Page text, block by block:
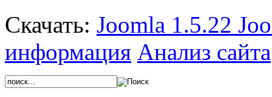
Скачать: Joomla 1.5.22
информация Анализ сайта